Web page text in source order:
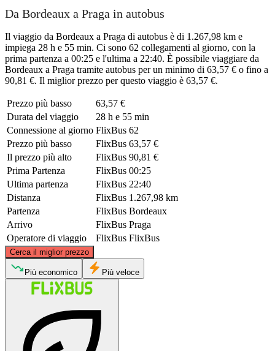
Da Bordeaux a Praga in autobus
Il viaggio da Bordeaux a Praga di autobus è di 1.267,98 km e
impiega 28 h e 55 min. Ci sono 62 collegamenti al giorno, con la
prima partenza a 00:25 e l'ultima a 22:40. È possibile viaggiare da
Bordeaux a Praga tramite autobus per un minimo di 63,57 € o fino a
90,81 €. Il miglior prezzo per questo viaggio è 63,57 €.
Prezzo più basso
63,57 €
Durata del viaggio
28 h e 55 min
Connessione al giorno FlixBus 62
Prezzo più basso
FlixBus 63,57 €
Il prezzo più alto
FlixBus 90,81 €
Prima Partenza
FlixBus 00:25
Ultima partenza
FlixBus 22:40
Distanza
FlixBus 1.267,98 km
Partenza
FlixBus Bordeaux
Arrivo
FlixBus Praga
Operatore di viaggio
FlixBus FlixBus
Cerca il miglior prezzo
©CARTO
Più economico Più veloce